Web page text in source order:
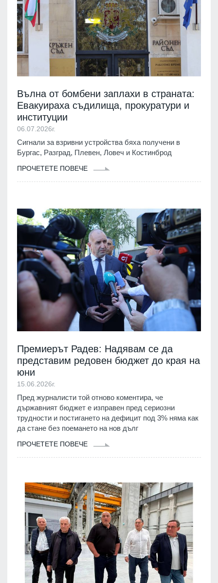
Вълна от бомбени заплахи в страната:
Евакуираха съдилища, прокуратури и
институции
06.07.2026г.
Сигнали за взривни устройства бяха получени в
Бургас, Разград, Плевен, Ловеч и Костинброд
ПРОЧЕТЕТЕ ПОВЕЧЕ
Премиерът Радев: Надявам се да
представим редовен бюджет до края на
юни
15.06.2026г.
Пред журналисти той отново коментира, че
държавният бюджет е изправен пред сериозни
трудности и постигането на дефицит под 3% няма как
да стане без поемането на нов дълг
ПРОЧЕТЕТЕ ПОВЕЧЕ